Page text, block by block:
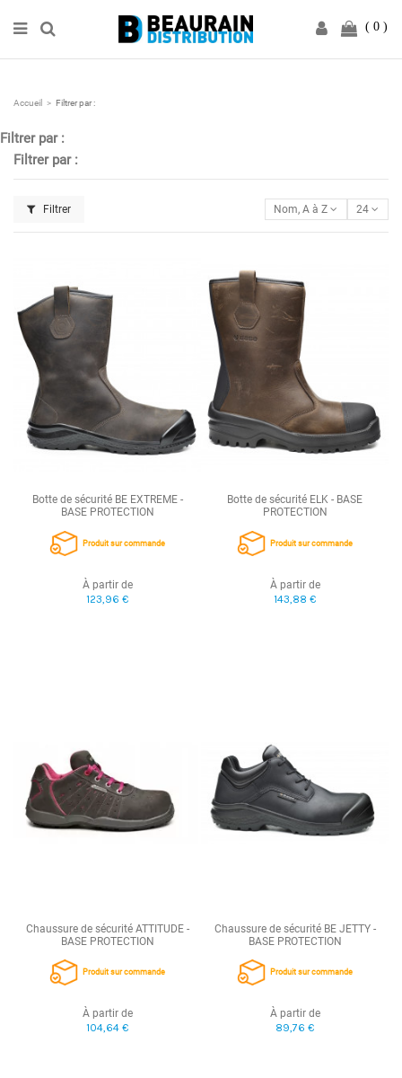
0
Accueil Filtrer par :
Filtrer par :
Filtrer par :
Filtrer Nom, A à Z 24
Botte de sécurité BE EXTREME -
BASE PROTECTION
Produit sur commande
À partir de
123,96 €
Botte de sécurité ELK - BASE
PROTECTION
Produit sur commande
À partir de
143,88 €
Chaussure de sécurité ATTITUDE -
BASE PROTECTION
Produit sur commande
À partir de
104,64 €
Chaussure de sécurité BE JETTY -
BASE PROTECTION
Produit sur commande
À partir de
89,76 €